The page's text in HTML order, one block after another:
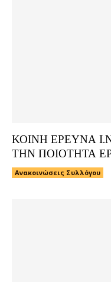
ΚΟΙΝΗ ΕΡΕΥΝΑ
ΤΗΝ ΠΟΙΟΤΗΤΑ
Ανακοινώσεις Συλλόγου